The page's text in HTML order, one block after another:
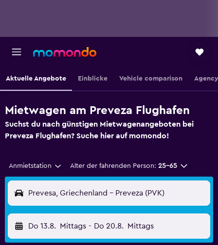
Aktuelle Angebote Einblicke Vehicle comparison
Mietwagen am Preveza Flughafen
Suchst du nach günstigen Mietwagenangeboten bei
Preveza Flughafen? Suche hier auf momondo!
Anmietstation Alter der fahrenden Person: 25-65
Prevesa, Griechenland - Preveza (PVK)
Do 13.8. Mittags - Do 20.8. Mittags